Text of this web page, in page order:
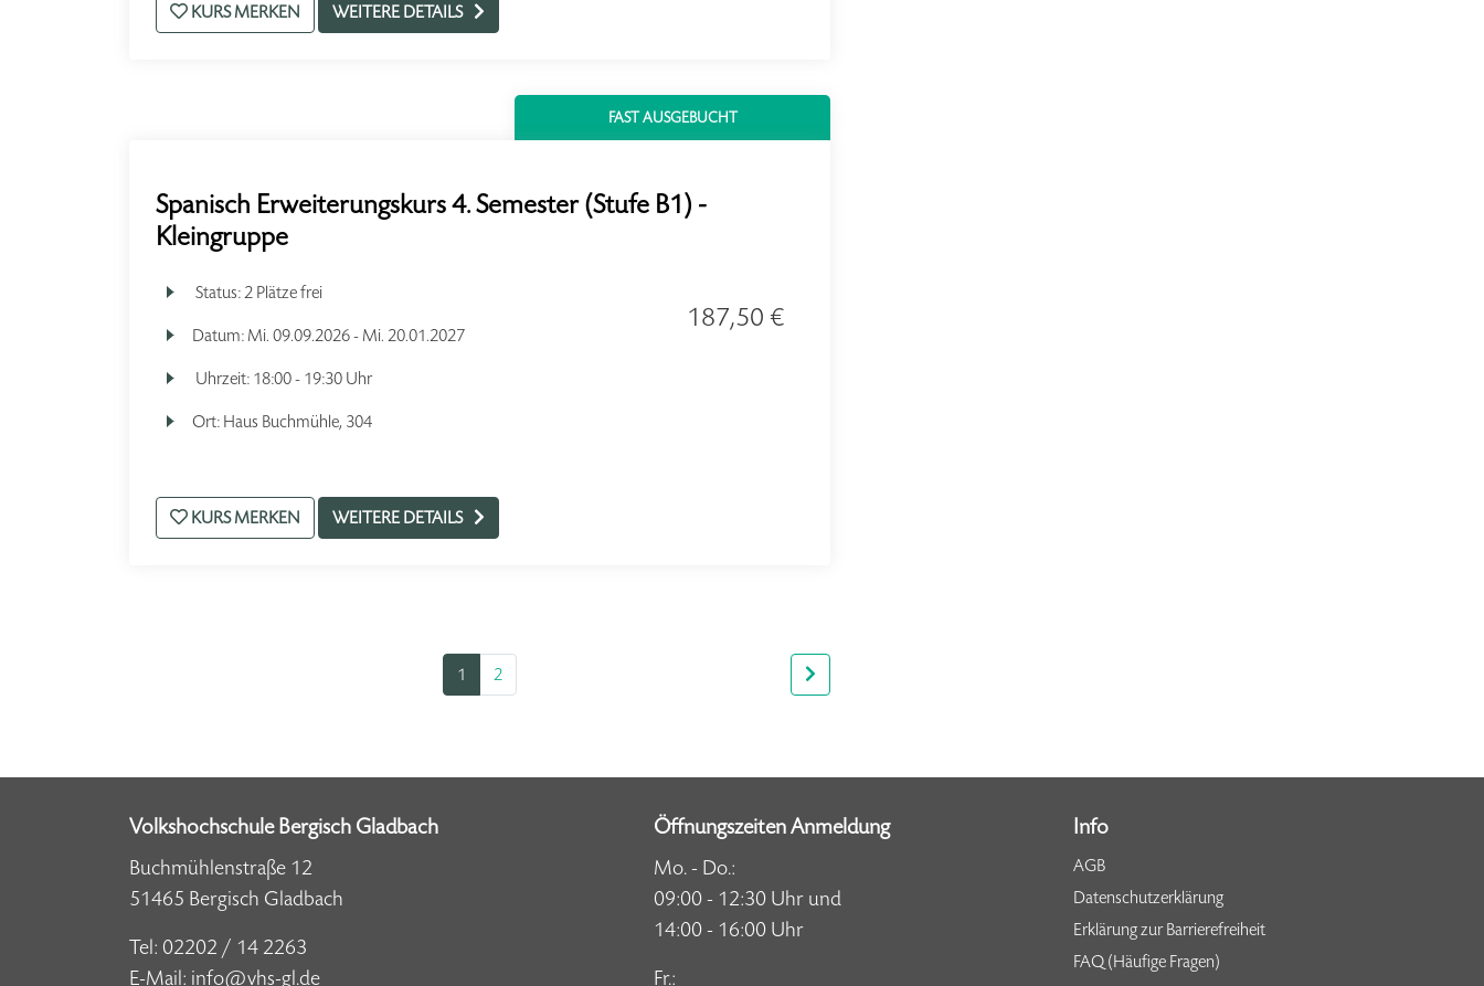
KURS MERKEN WEITERE DETAILS
FAST AUSGEBUCHT
Spanisch Erweiterungskurs 4. Semester (Stufe B1) -
Kleingruppe
Status:2 Plätze frei
Datum: Mi. 09.09.2026 - Mi. 20.01.2027
Uhrzeit: 18:00 - 19:30 Uhr
Ort: Haus Buchmühle, 304
187,50 €
KURS MERKEN WEITERE DETAILS
1 2
Volkshochschule Bergisch Gladbach
Buchmühlenstraße 12
51465 Bergisch Gladbach
Tel: 02202 / 14 2263
E-Mail: info@vhs-gl.de
Öffnungszeiten Anmeldung
Mo. - Do.:
09:00 - 12:30 Uhr und
14:00 - 16:00 Uhr
Fr.:
Info
AGB
Datenschutzerklärung
Erklärung zur Barrierefreiheit
FAQ (Häufige Fragen)